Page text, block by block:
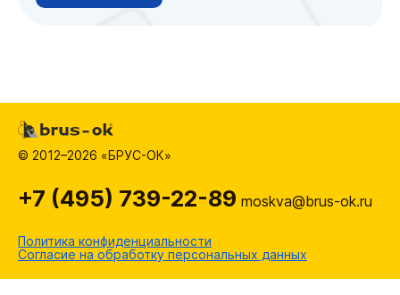
© 2012–2026 «БРУС-ОК»
Политика конфиденциальности
Согласие на обработку персональных данных
+7 (495) 739-22-89 moskva@brus-ok.ru